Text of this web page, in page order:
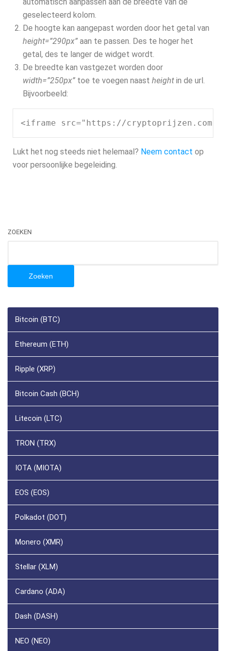
geselecteerd kolom.
De hoogte kan aangepast worden door het getal van
height=”290px” aan te passen. Des te hoger het
getal, des te langer de widget wordt.
De breedte kan vastgezet worden door
width=”250px” toe te voegen naast height in de url.
Bijvoorbeeld:
<iframe src="https://cryptoprijzen.com/
Lukt het nog steeds niet helemaal? Neem contact op
voor persoonlijke begeleiding.
ZOEKEN
Zoeken
Bitcoin (BTC)
Ethereum (ETH)
Ripple (XRP)
Bitcoin Cash (BCH)
Litecoin (LTC)
TRON (TRX)
IOTA (MIOTA)
EOS (EOS)
Polkadot (DOT)
Monero (XMR)
Stellar (XLM)
Cardano (ADA)
Dash (DASH)
NEO (NEO)